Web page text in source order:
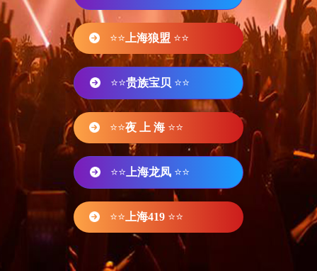
⭐⭐ 上海狼盟 ⭐⭐
⭐⭐贵族宝贝 ⭐⭐
⭐⭐夜 上 海 ⭐⭐
⭐⭐ 上海龙凤 ⭐⭐
⭐⭐ 上海419 ⭐⭐